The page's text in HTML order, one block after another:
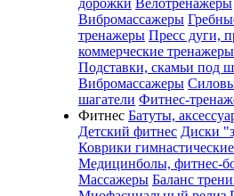
дорожки Велотренажеры
Вибромассажеры
тренажеры Пресс дуги,
коммерческие тренажеры
Подставки, скамьи под
Вибромассажеры
шагатели Фитнес-
Фитнес Батуты,
Детский фитнес Диски
Коврики гимнастические
Медицинболы, фитнес-
Массажеры Баланс